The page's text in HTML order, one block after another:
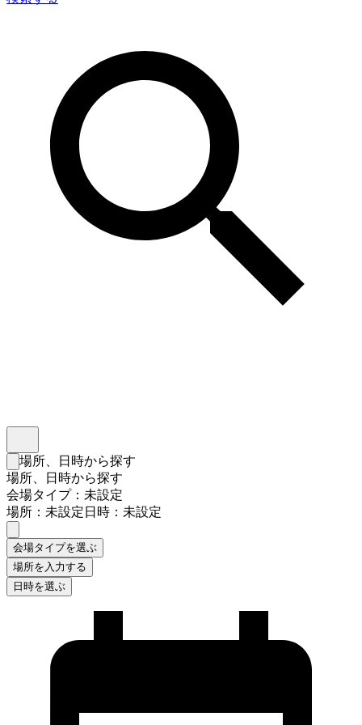
検索フォームを閉じる
場所、日時から探す
場所、日時から探す
会場タイプ：未設定
場所：未設定日時：未設定
会場タイプを選ぶ
場所を入力する
日時を選ぶ